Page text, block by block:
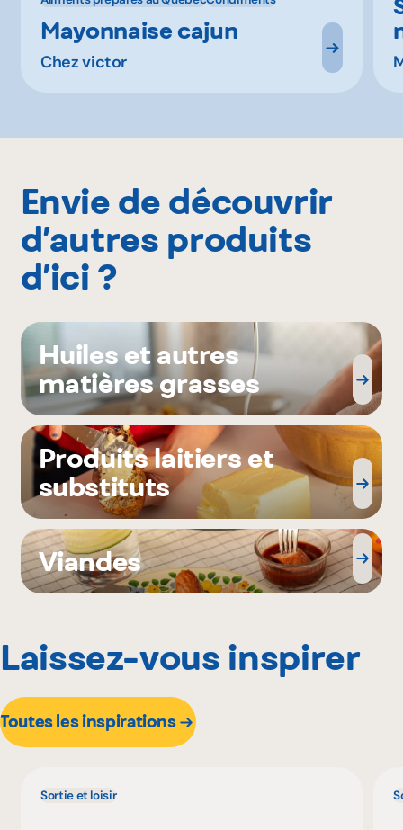
Mayonnaise cajun
Chez victor
Envie de découvrir
d’autres produits
d’ici ?
Huiles et autres
matières grasses
Produits laitiers et
substituts
Viandes
Laissez-vous inspirer
Toutes les inspirations
Sortie et loisir